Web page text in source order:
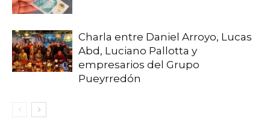
Charla entre Daniel Arroyo, Lucas
Abd, Luciano Pallotta y
empresarios del Grupo
Pueyrredón